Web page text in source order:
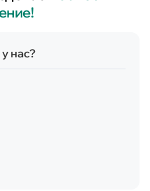
нас?